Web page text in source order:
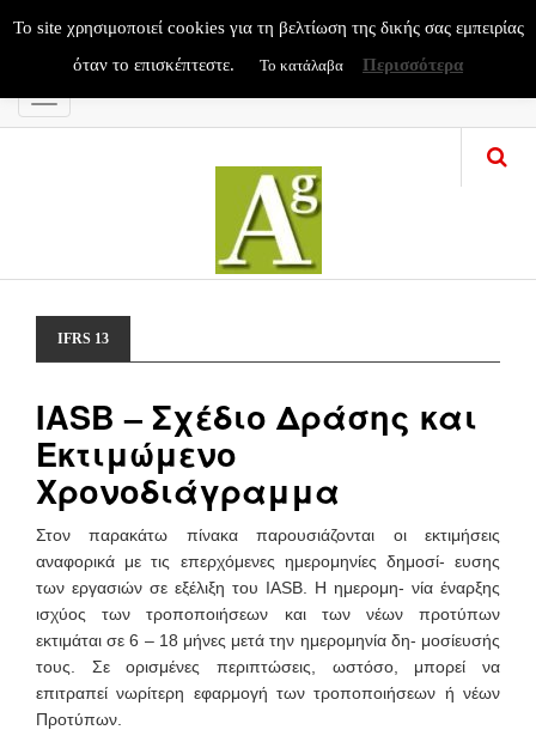
Menu
IFRS 13
IASB – Σχέδιο Δράσης και
Εκτιμώμενο
Χρονοδιάγραμμα
Στον παρακάτω πίνακα παρουσιάζονται οι εκτιμήσεις
αναφορικά με τις επερχόμενες ημερομηνίες δημοσί- ευσης
των εργασιών σε εξέλιξη του IASB. Η ημερομη- νία έναρξης
ισχύος των τροποποιήσεων και των νέων προτύπων
εκτιμάται σε 6 – 18 μήνες μετά την ημερομηνία δη- μοσίευσής
τους. Σε ορισμένες περιπτώσεις, ωστόσο, μπορεί να
επιτραπεί νωρίτερη εφαρμογή των τροποποιήσεων ή νέων
Προτύπων.
To site χρησιμοποιεί cookies για τη βελτίωση της δικής σας εμπειρίας
όταν το επισκέπτεστε.
Το κατάλαβα Περισσότερα